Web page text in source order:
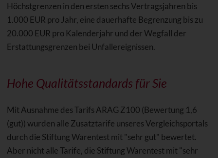
Höchstgrenzen in den ersten sechs Vertragsjahren bis
1.000 EUR pro Jahr, eine dauerhafte Begrenzung bis zu
20.000 EUR pro Kalenderjahr und der Wegfall der
Erstattungsgrenzen bei Unfallereignissen.
Hohe Qualitätsstandards für Sie
Mit Ausnahme des Tarifs ARAG Z100 (Bewertung 1,6
(gut)) wurden alle Zusatztarife unseres Vergleichsportals
durch die Stiftung Warentest mit "sehr gut" bewertet.
Aber nicht alle Tarife, die Stiftung Warentest mit "sehr